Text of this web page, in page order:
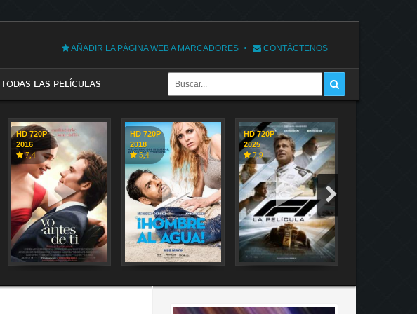
AÑADIR LA PÁGINA WEB A MARCADORES CONTÁCTENOS
TODAS LAS PELÍCULAS
HD 720P
2016
7,4
HD 720P
2018
5,4
HD 720P
2025
7,9